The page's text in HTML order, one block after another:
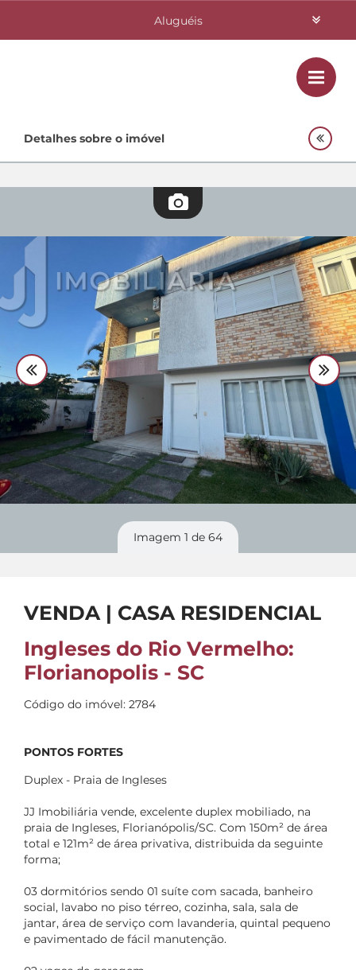
Aluguéis
Investimentos
Quem Somos
Contato
Fale Conosco 48 3364-0079
Plantão 48 99842-0500
Divulgue seu imóvel
Detalhes sobre o imóvel
Imagem 1 de 64
VENDA | CASA RESIDENCIAL
Ingleses do Rio Vermelho:
Florianopolis - SC
Código do imóvel: 2784
PONTOS FORTES
Duplex - Praia de Ingleses
JJ Imobiliária vende, excelente duplex mobiliado, na
praia de Ingleses, Florianópolis/SC. Com 150m² de área
total e 121m² de área privativa, distribuida da seguinte
forma;
03 dormitórios sendo 01 suíte com sacada, banheiro
social, lavabo no piso térreo, cozinha, sala, sala de
jantar, área de serviço com lavanderia, quintal pequeno
e pavimentado de fácil manutenção.